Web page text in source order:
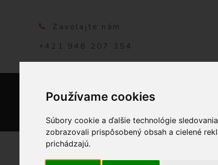
Používame cookies
Súbory cookie a ďalšie technológie
zobrazovali prispôsobený obsah a cielené
prichádzajú.
Zavolajte nám
+421 948 207 354